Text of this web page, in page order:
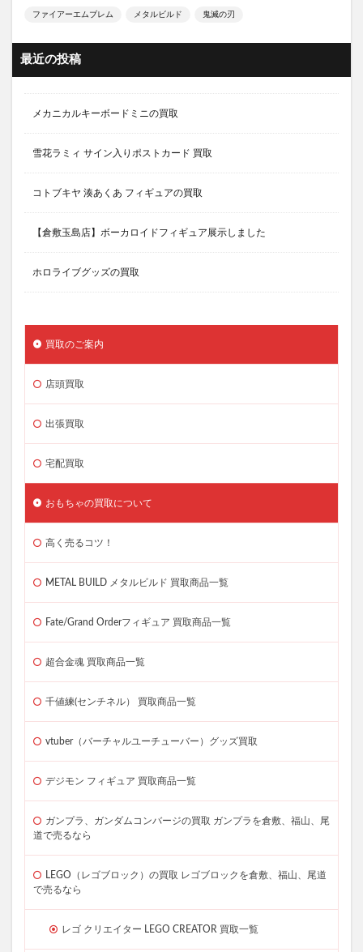
ファイアーエムブレム メタルビルド 鬼滅の刃
最近の投稿
メカニカルキーボードミニの買取
雪花ラミィ サイン入りポストカード 買取
コトブキヤ 湊あくあ フィギュアの買取
【倉敷玉島店】ボーカロイドフィギュア展示しました
ホロライブグッズの買取
買取のご案内
店頭買取
出張買取
宅配買取
おもちゃの買取について
高く売るコツ！
METAL BUILD メタルビルド 買取商品一覧
Fate/Grand Orderフィギュア 買取商品一覧
超合金魂 買取商品一覧
千値練(センチネル） 買取商品一覧
vtuber（バーチャルユーチューバー）グッズ買取
デジモン フィギュア 買取商品一覧
ガンプラ、ガンダムコンバージの買取 ガンプラを倉敷、福山、尾
道で売るなら
LEGO（レゴブロック）の買取 レゴブロックを倉敷、福山、尾道
で売るなら
レゴ クリエイター LEGO CREATOR 買取一覧